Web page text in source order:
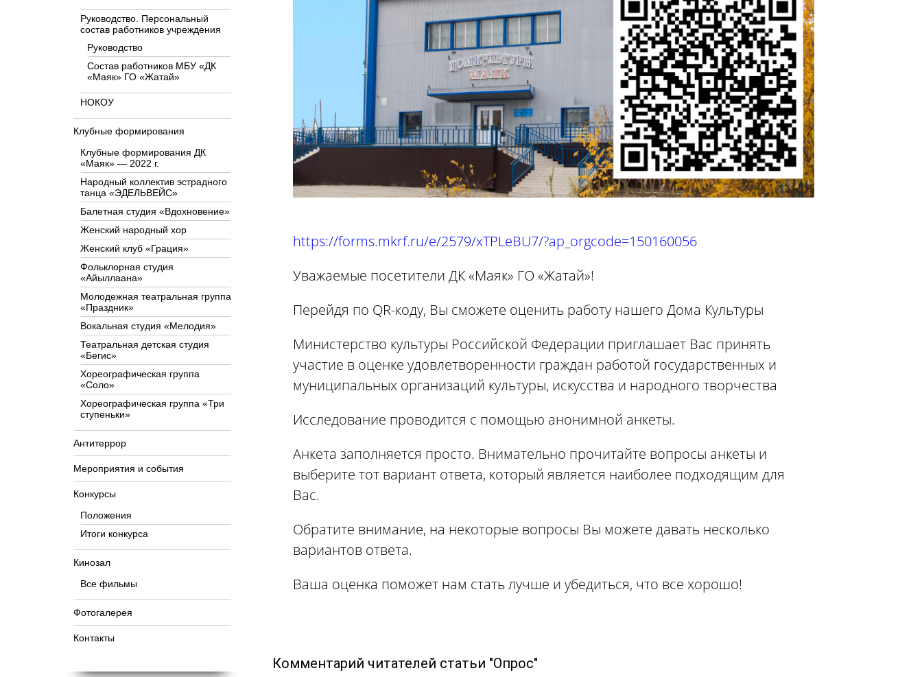
Руководство. Персональный
состав работников учреждения
Руководство
Состав работников МБУ «ДК
«Маяк» ГО «Жатай»
НОКОУ
Клубные формирования
Клубные формирования ДК
«Маяк» — 2022 г.
Народный коллектив эстрадного
танца «ЭДЕЛЬВЕЙС»
Балетная студия «Вдохновение»
Женский народный хор
Женский клуб «Грация»
Фольклорная студия
«Айыллаана»
Молодежная театральная группа
«Праздник»
Вокальная студия «Мелодия»
Театральная детская студия
«Бегис»
Хореографическая группа
«Соло»
Хореографическая группа «Три
ступеньки»
Антитеррор
Мероприятия и события
Конкурсы
Положения
Итоги конкурса
Кинозал
Все фильмы
Фотогалерея
Контакты
https://forms.mkrf.ru/e/2579/xTPLeBU7/?ap_orgcode=150160056
⁣Уважаемые посетители ДК «Маяк» ГО «Жатай»!
⁣Перейдя по QR-коду, Вы сможете оценить работу нашего Дома Культуры
Министерство культуры Российской Федерации приглашает Вас принять
участие в оценке удовлетворенности граждан работой государственных и
муниципальных организаций культуры, искусства и народного творчества
⁣Исследование проводится с помощью анонимной анкеты.
⁣Анкета заполняется просто. Внимательно прочитайте вопросы анкеты и
выберите тот вариант ответа, который является наиболее подходящим для
Вас.
⁣Обратите внимание, на некоторые вопросы Вы можете давать несколько
вариантов ответа.
⁣Ваша оценка поможет нам стать лучше и убедиться, что все хорошо!
Комментарий читателей статьи "Опрос"